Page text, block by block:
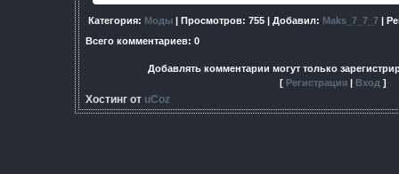
Категория: Моды | Просмотров: 755 | Добавил: Maks_7_7_7 |
Всего комментариев: 0
Добавлять комментарии могут только
[ Регистрация | Вход ]
Хостинг от uCoz